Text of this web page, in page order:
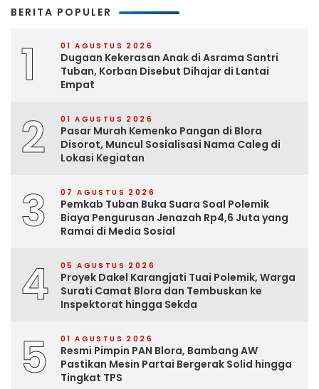
BERITA POPULER
1 01 AGUSTUS 2026
Dugaan Kekerasan Anak di Asrama Santri
Tuban, Korban Disebut Dihajar di Lantai
Empat
2 01 AGUSTUS 2026
Pasar Murah Kemenko Pangan di Blora
Disorot, Muncul Sosialisasi Nama Caleg di
Lokasi Kegiatan
3 07 AGUSTUS 2026
Pemkab Tuban Buka Suara Soal Polemik
Biaya Pengurusan Jenazah Rp4,6 Juta yang
Ramai di Media Sosial
4 05 AGUSTUS 2026
Proyek Dakel Karangjati Tuai Polemik, Warga
Surati Camat Blora dan Tembuskan ke
Inspektorat hingga Sekda
5 01 AGUSTUS 2026
Resmi Pimpin PAN Blora, Bambang AW
Pastikan Mesin Partai Bergerak Solid hingga
Tingkat TPS